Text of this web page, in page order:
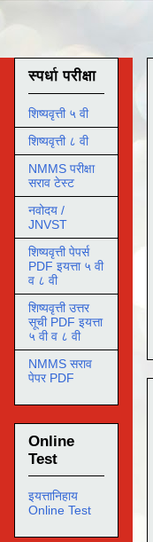
स्पर्धा परीक्षा
शिष्यवृत्ती ५ वी
शिष्यवृत्ती ८ वी
NMMS परीक्षा
सराव टेस्ट
नवोदय /
JNVST
शिष्यवृत्ती पेपर्स
PDF इयत्ता ५ वी
व ८ वी
शिष्यवृत्ती उत्तर
सूची PDF इयत्ता
५ वी व ८ वी
NMMS सराव
पेपर PDF
Online
Test
इयत्तानिहाय
Online Test